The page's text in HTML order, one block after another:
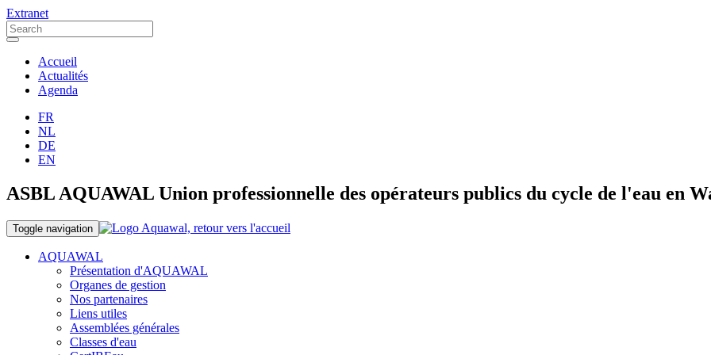
Extranet
Accueil
Actualités
Agenda
FR
NL
DE
EN
ASBL AQUAWAL Union professionnelle des opérateurs publics du cycle de l'eau en
Toggle navigation
AQUAWAL
Présentation d'AQUAWAL
Organes de gestion
Nos partenaires
Liens utiles
Assemblées générales
Classes d'eau